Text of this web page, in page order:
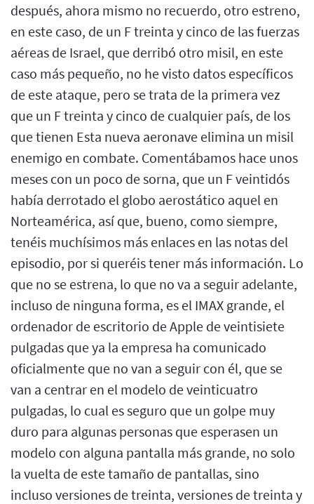
después, ahora mismo no recuerdo, otro estreno,
en este caso, de un F treinta y cinco de las fuerzas
aéreas de Israel, que derribó otro misil, en este
caso más pequeño, no he visto datos específicos
de este ataque, pero se trata de la primera vez
que un F treinta y cinco de cualquier país, de los
que tienen Esta nueva aeronave elimina un misil
enemigo en combate. Comentábamos hace unos
meses con un poco de sorna, que un F veintidós
había derrotado el globo aerostático aquel en
Norteamérica, así que, bueno, como siempre,
tenéis muchísimos más enlaces en las notas del
episodio, por si queréis tener más información. Lo
que no se estrena, lo que no va a seguir adelante,
incluso de ninguna forma, es el IMAX grande, el
ordenador de escritorio de Apple de veintisiete
pulgadas que ya la empresa ha comunicado
oficialmente que no van a seguir con él, que se
van a centrar en el modelo de veinticuatro
pulgadas, lo cual es seguro que un golpe muy
duro para algunas personas que esperasen un
modelo con alguna pantalla más grande, no solo
la vuelta de este tamaño de pantallas, sino
incluso versiones de treinta, versiones de treinta y